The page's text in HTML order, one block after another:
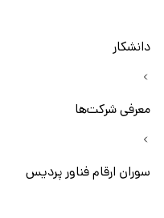
دانشکار
معرفی شرکت‌ها
سوران ارقام فناور پردیس